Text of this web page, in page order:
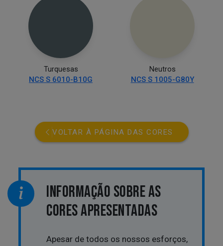
Turquesas
NCS S 6010-B10G
Neutros
NCS S 1005-G80Y
VOLTAR À PÁGINA DAS CORES
INFORMAÇÃO SOBRE AS
CORES APRESENTADAS
Apesar de todos os nossos esforços,